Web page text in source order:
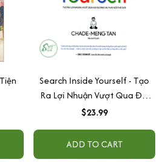
Search Inside Yourself - Tạo
Ra Lợi Nhuận Vượt Qua Đại
Dương Và Thay Đổi Thế Giới
$23.99
ADD TO CART